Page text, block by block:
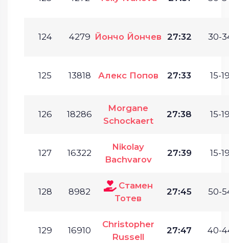
124 4279 Йончо Йончев 27:32 30-
125 13818 Алекс Попов 27:33 15-
126 18286
Morgane
Schockaert
27:38 15-
127 16322
Nikolay
Bachvarov
27:39 15-
128 8982
Стамен
Тотев
27:45 50-
129 16910
Christopher
Russell
27:47 40-